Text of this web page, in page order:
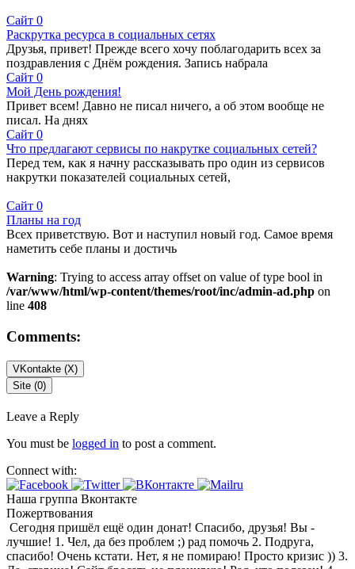
Сайт 0
Раскрутка ресурса в социальных сетях
Друзья, привет! Прежде всего хочу поблагодарить всех за
поздравления с Днём рождения. Запись набрала
Сайт 0
Мой День рождения!
Привет всем! Давно не писал ничего, а об этом вообще не
писал. На днях
Сайт 0
Что предлагают сервисы по накрутке социальных сетей?
Перед тем, как я начну рассказывать про один из сервисов
накрутки показателей социальных сетей,
Сайт 0
Планы на год
Всех приветствую. Вот и наступил новый год. Самое время
наметить себе планы и достичь
Warning: Trying to access array offset on value of type bool in
/var/www/html/wp-content/themes/root/inc/admin-ad.php on
line 408
Comments:
VKontakte (X)
Site (0)
Leave a Reply
You must be logged in to post a comment.
Connect with:
Наша группа Вконтакте
Пожертвования
Сегодня пришёл ещё один донат! Спасибо, друзья! Вы -
лучшие! 1. Чел, да без проблем ;) рад помочь 2. Подруга,
спасибо! Очень кстати. Нет, я не помираю! Просто кризис )) 3.